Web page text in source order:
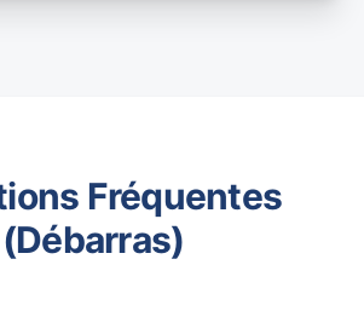
Fréquentes
(Débarras)